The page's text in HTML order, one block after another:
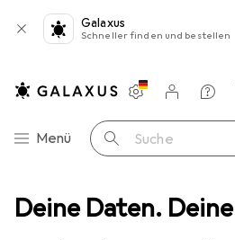
Deine Daten.
Galaxus
Schneller finden und bestellen
Navigation nach Kategorien
Menü Suche
Einstellungen
Kundenkonto
Vergleichslisten
Merklisten
Warenkorb
Schweissgerät DC WIG 200 ST IGBT